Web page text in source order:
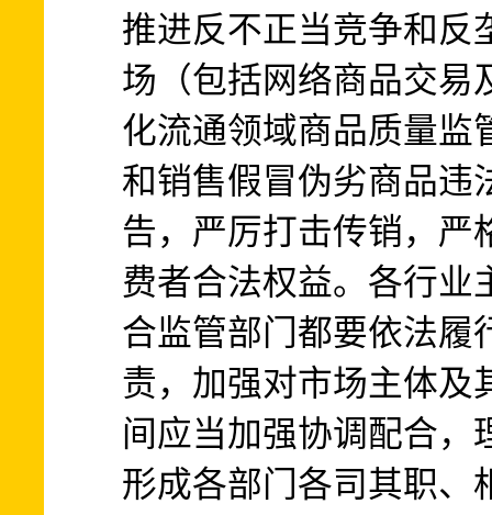
推进反不正当竞争和反
场（包括网络商品交易
化流通领域商品质量监
和销售假冒伪劣商品违
告，严厉打击传销，严
费者合法权益。各行业
合监管部门都要依法履
责，加强对市场主体及
间应当加强协调配合，
形成各部门各司其职、